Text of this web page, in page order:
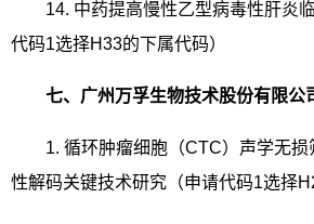
14. 中药提高慢性乙型病毒性肝炎
代码1选择H33的下属代码）
七、广州万孚生物技术股份有限公
1. 循环肿瘤细胞（CTC）声学无
性解码关键技术研究（申请代码1选择